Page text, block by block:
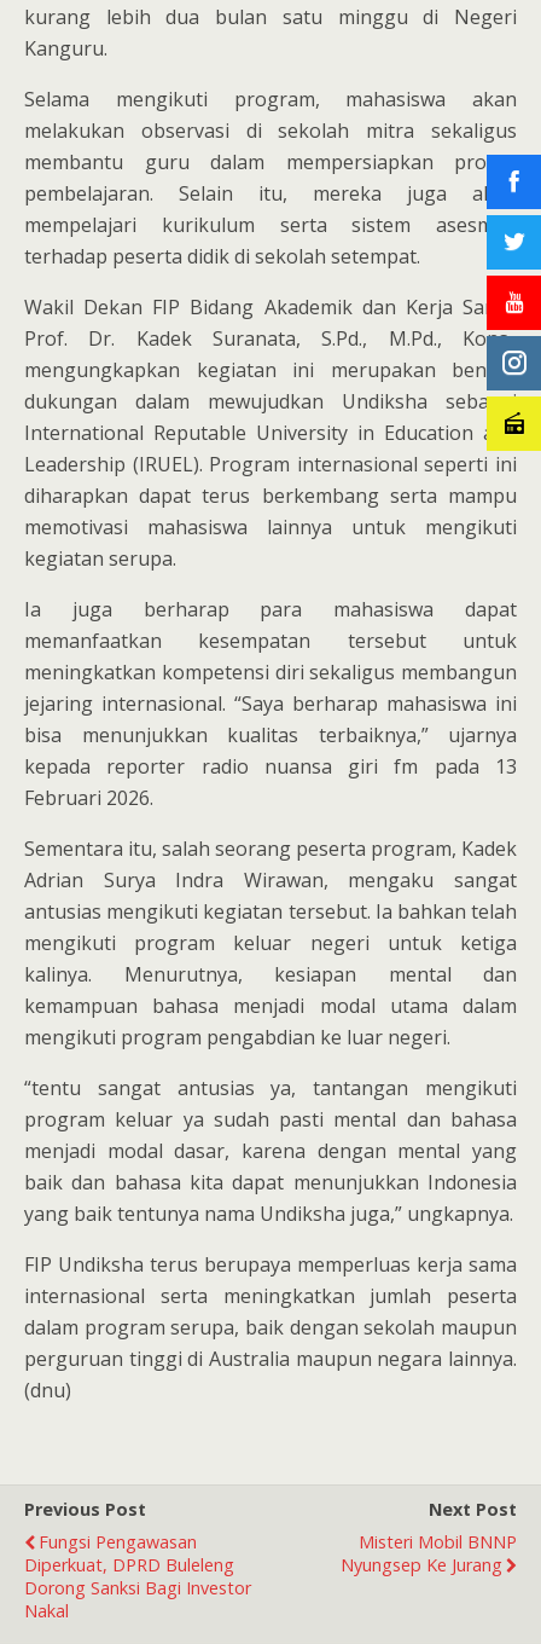
kurang lebih dua bulan satu minggu di Negeri
Kanguru.
Selama mengikuti program, mahasiswa akan
melakukan observasi di sekolah mitra sekaligus
membantu guru dalam mempersiapkan proses
pembelajaran. Selain itu, mereka juga akan
mempelajari kurikulum serta sistem asesmen
terhadap peserta didik di sekolah setempat.
Wakil Dekan FIP Bidang Akademik dan Kerja Sama,
Prof. Dr. Kadek Suranata, S.Pd., M.Pd., Kons.,
mengungkapkan kegiatan ini merupakan bentuk
dukungan dalam mewujudkan Undiksha sebagai
International Reputable University in Education and
Leadership (IRUEL). Program internasional seperti ini
diharapkan dapat terus berkembang serta mampu
memotivasi mahasiswa lainnya untuk mengikuti
kegiatan serupa.
Ia juga berharap para mahasiswa dapat
memanfaatkan kesempatan tersebut untuk
meningkatkan kompetensi diri sekaligus membangun
jejaring internasional. “Saya berharap mahasiswa ini
bisa menunjukkan kualitas terbaiknya,” ujarnya
kepada reporter radio nuansa giri fm pada 13
Februari 2026.
Sementara itu, salah seorang peserta program, Kadek
Adrian Surya Indra Wirawan, mengaku sangat
antusias mengikuti kegiatan tersebut. Ia bahkan telah
mengikuti program keluar negeri untuk ketiga
kalinya. Menurutnya, kesiapan mental dan
kemampuan bahasa menjadi modal utama dalam
mengikuti program pengabdian ke luar negeri.
“tentu sangat antusias ya, tantangan mengikuti
program keluar ya sudah pasti mental dan bahasa
menjadi modal dasar, karena dengan mental yang
baik dan bahasa kita dapat menunjukkan Indonesia
yang baik tentunya nama Undiksha juga,” ungkapnya.
FIP Undiksha terus berupaya memperluas kerja sama
internasional serta meningkatkan jumlah peserta
dalam program serupa, baik dengan sekolah maupun
perguruan tinggi di Australia maupun negara lainnya.
(dnu)
Previous Post
Fungsi Pengawasan
Diperkuat, DPRD Buleleng
Dorong Sanksi Bagi Investor
Nakal
Next Post
Misteri Mobil BNNP
Nyungsep Ke Jurang